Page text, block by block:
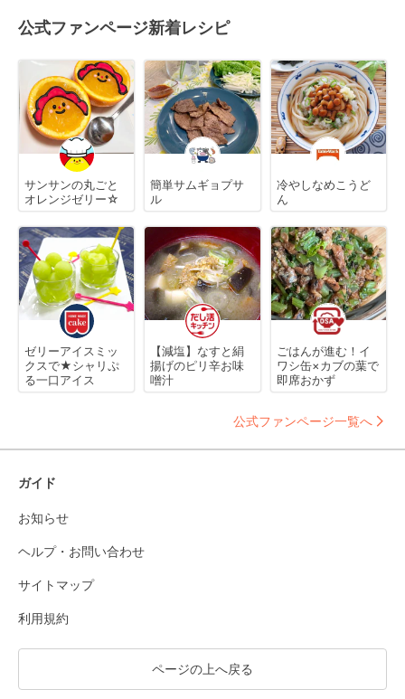
公式ファンページ新着レシピ
サンサンの丸ごと
オレンジゼリー☆
簡単サムギョプサ
ル
冷やしなめこうど
ん
ゼリーアイスミッ
クスで★シャリぷ
る一口アイス
【減塩】なすと絹
揚げのピリ辛お味
噌汁
ごはんが進む！イ
ワシ缶×カブの葉で
即席おかず
公式ファンページ一覧へ
ガイド
お知らせ
ヘルプ・お問い合わせ
サイトマップ
利用規約
ページの上へ戻る